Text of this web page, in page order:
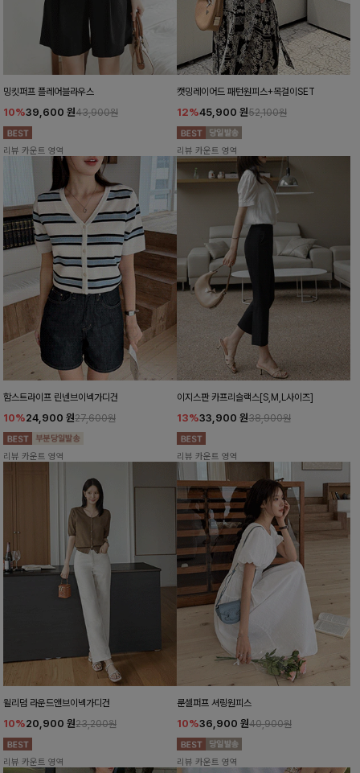
밍킷퍼프 플레어블라우스
10%39,600 원43,900원
리뷰 카운트 영역
캣밍레이어드 패턴원피스+목걸이SET
12%45,900 원52,100원
리뷰 카운트 영역
함스트라이프 린넨브이넥가디건
10%24,900 원27,600원
리뷰 카운트 영역
이지스판 카프리슬랙스[S,M,L사이즈]
13%33,900 원38,900원
리뷰 카운트 영역
윌리덤 라운드앤브이넥가디건
10%20,900 원23,200원
리뷰 카운트 영역
룬셀퍼프 셔링원피스
10%36,900 원40,900원
리뷰 카운트 영역